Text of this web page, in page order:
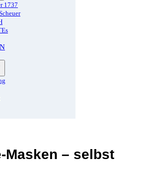
1737
Masken – selbst